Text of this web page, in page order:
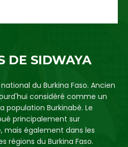
DE SIDWAYA
du Burkina Faso. Ancien
considéré comme un
population Burkinabè. Le
principalement sur
mais également dans les
régions du Burkina Faso.